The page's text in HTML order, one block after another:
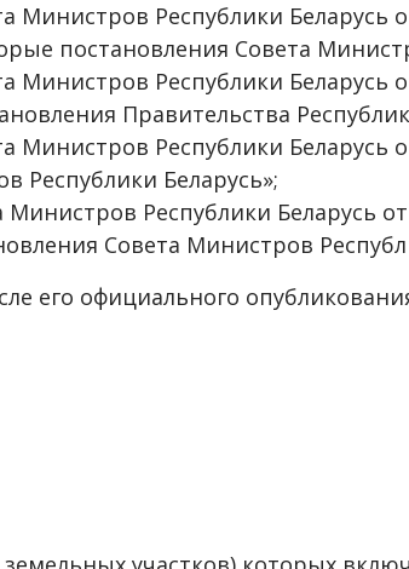
Министров Республики Беларусь
постановления Совета
Министров Республики
Правительства
Министров Республики Беларусь
Республики Беларусь»;
Республики Беларусь
Совета Министров
его официального